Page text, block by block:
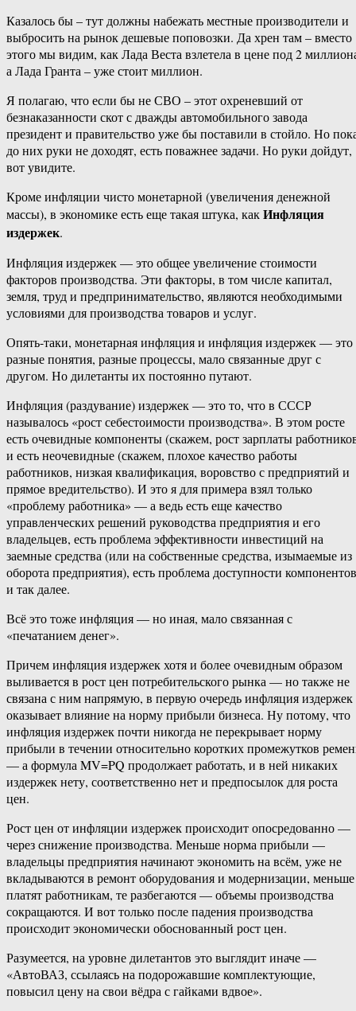
Казалось бы – тут должны набежать местные производители и
выбросить на рынок дешевые поповозки. Да хрен там – вместо
этого мы видим, как Лада Веста взлетела в цене под 2
а Лада Гранта – уже стоит миллион.
Я полагаю, что если бы не СВО – этот охреневший от
безнаказанности скот с дважды автомобильного завода
президент и правительство уже бы поставили в стойло. Но
до них руки не доходят, есть поважнее задачи. Но руки дойдут,
вот увидите.
Кроме инфляции чисто монетарной (увеличения денежной
массы), в экономике есть еще такая штука, какИнфляция
издержек.
Инфляция издержек — это общее увеличение стоимости
факторов производства. Эти факторы, в том числе капитал,
земля, труд и предпринимательство, являются необходимыми
условиями для производства товаров и услуг.
Опять-таки, монетарная инфляция и инфляция издержек — это
разные понятия, разные процессы, мало связанные друг с
другом. Но дилетанты их постоянно путают.
Инфляция (раздувание) издержек — это то, что в СССР
называлось «рост себестоимости производства». В этом росте
есть очевидные компоненты (скажем, рост зарплаты
и есть неочевидные (скажем, плохое качество работы
работников, низкая квалификация, воровство с предприятий и
прямое вредительство). И это я для примера взял только
«проблему работника» — а ведь есть еще качество
управленческих решений руководства предприятия и его
владельцев, есть проблема эффективности инвестиций на
заемные средства (или на собственные средства, изымаемые из
оборота предприятия), есть проблема доступности
и так далее.
Всё это тоже инфляция — но иная, мало связанная с
«печатанием денег».
Причем инфляция издержек хотя и более очевидным образом
выливается в рост цен потребительского рынка — но также не
связана с ним напрямую, в первую очередь инфляция издержек
оказывает влияние на норму прибыли бизнеса. Ну потому, что
инфляция издержек почти никогда не перекрывает норму
прибыли в течении относительно коротких промежутков
— а формула MV=PQ продолжает работать, и в ней никаких
издержек нету, соответственно нет и предпосылок для роста
цен.
Рост цен от инфляции издержек происходит опосредованно —
через снижение производства. Меньше норма прибыли —
владельцы предприятия начинают экономить на всём, уже не
вкладываются в ремонт оборудования и модернизации, меньше
платят работникам, те разбегаются — объемы производства
сокращаются. И вот только после падения производства
происходит экономически обоснованный рост цен.
Разумеется, на уровне дилетантов это выглядит иначе —
«АвтоВАЗ, ссылаясь на подорожавшие комплектующие,
повысил цену на свои вёдра с гайками вдвое».